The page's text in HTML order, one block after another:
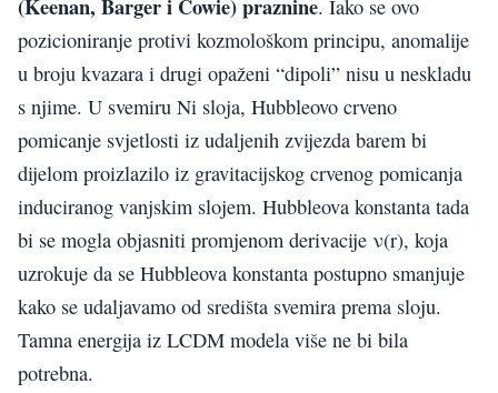
(Keenan, Barger i Cowie) praznine. Iako se ovo
pozicioniranje protivi kozmološkom principu, anomalije
u broju kvazara i drugi opaženi “dipoli” nisu u neskladu
s njime. U svemiru Ni sloja, Hubbleovo crveno
pomicanje svjetlosti iz udaljenih zvijezda barem bi
dijelom proizlazilo iz gravitacijskog crvenog pomicanja
induciranog vanjskim slojem. Hubbleova konstanta tada
bi se mogla objasniti promjenom derivacije ν(r), koja
uzrokuje da se Hubbleova konstanta postupno smanjuje
kako se udaljavamo od središta svemira prema sloju.
Tamna energija iz LCDM modela više ne bi bila
potrebna.